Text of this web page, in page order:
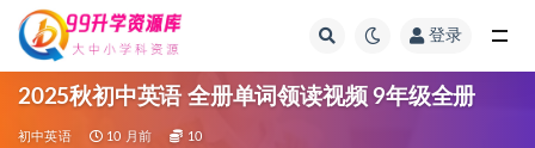
登录
2025秋初中英语 全册单词领读视频 9年级全册
初中英语 10 月前 10